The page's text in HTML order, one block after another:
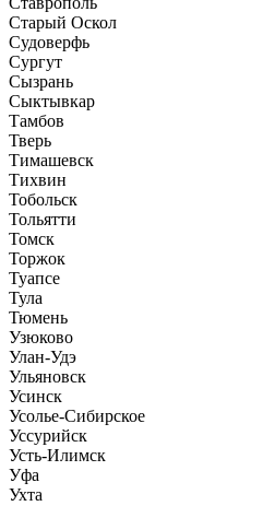
Старый Оскол
Судоверфь
Сургут
Сызрань
Сыктывкар
Тамбов
Тверь
Тимашевск
Тихвин
Тобольск
Тольятти
Томск
Торжок
Туапсе
Тула
Тюмень
Узюково
Улан-Удэ
Ульяновск
Усинск
Усолье-Сибирское
Уссурийск
Усть-Илимск
Уфа
Ухта